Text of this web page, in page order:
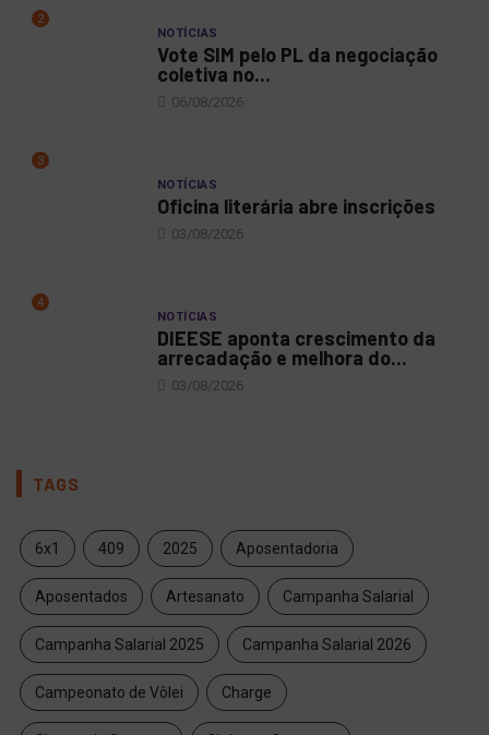
2
NOTÍCIAS
Vote SIM pelo PL da negociação
coletiva no...
06/08/2026
3
NOTÍCIAS
Oficina literária abre inscrições
03/08/2026
4
NOTÍCIAS
DIEESE aponta crescimento da
arrecadação e melhora do...
03/08/2026
TAGS
6x1 409 2025 Aposentadoria
Aposentados Artesanato Campanha Salarial
Campanha Salarial 2025 Campanha Salarial 2026
Campeonato de Vôlei Charge